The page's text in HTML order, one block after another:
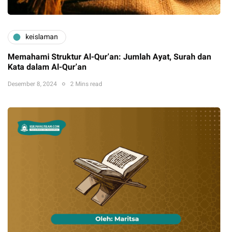
keislaman
Memahami Struktur Al-Qur’an: Jumlah Ayat, Surah dan
Kata dalam Al-Qur’an
Desember 8, 2024 2 Mins read